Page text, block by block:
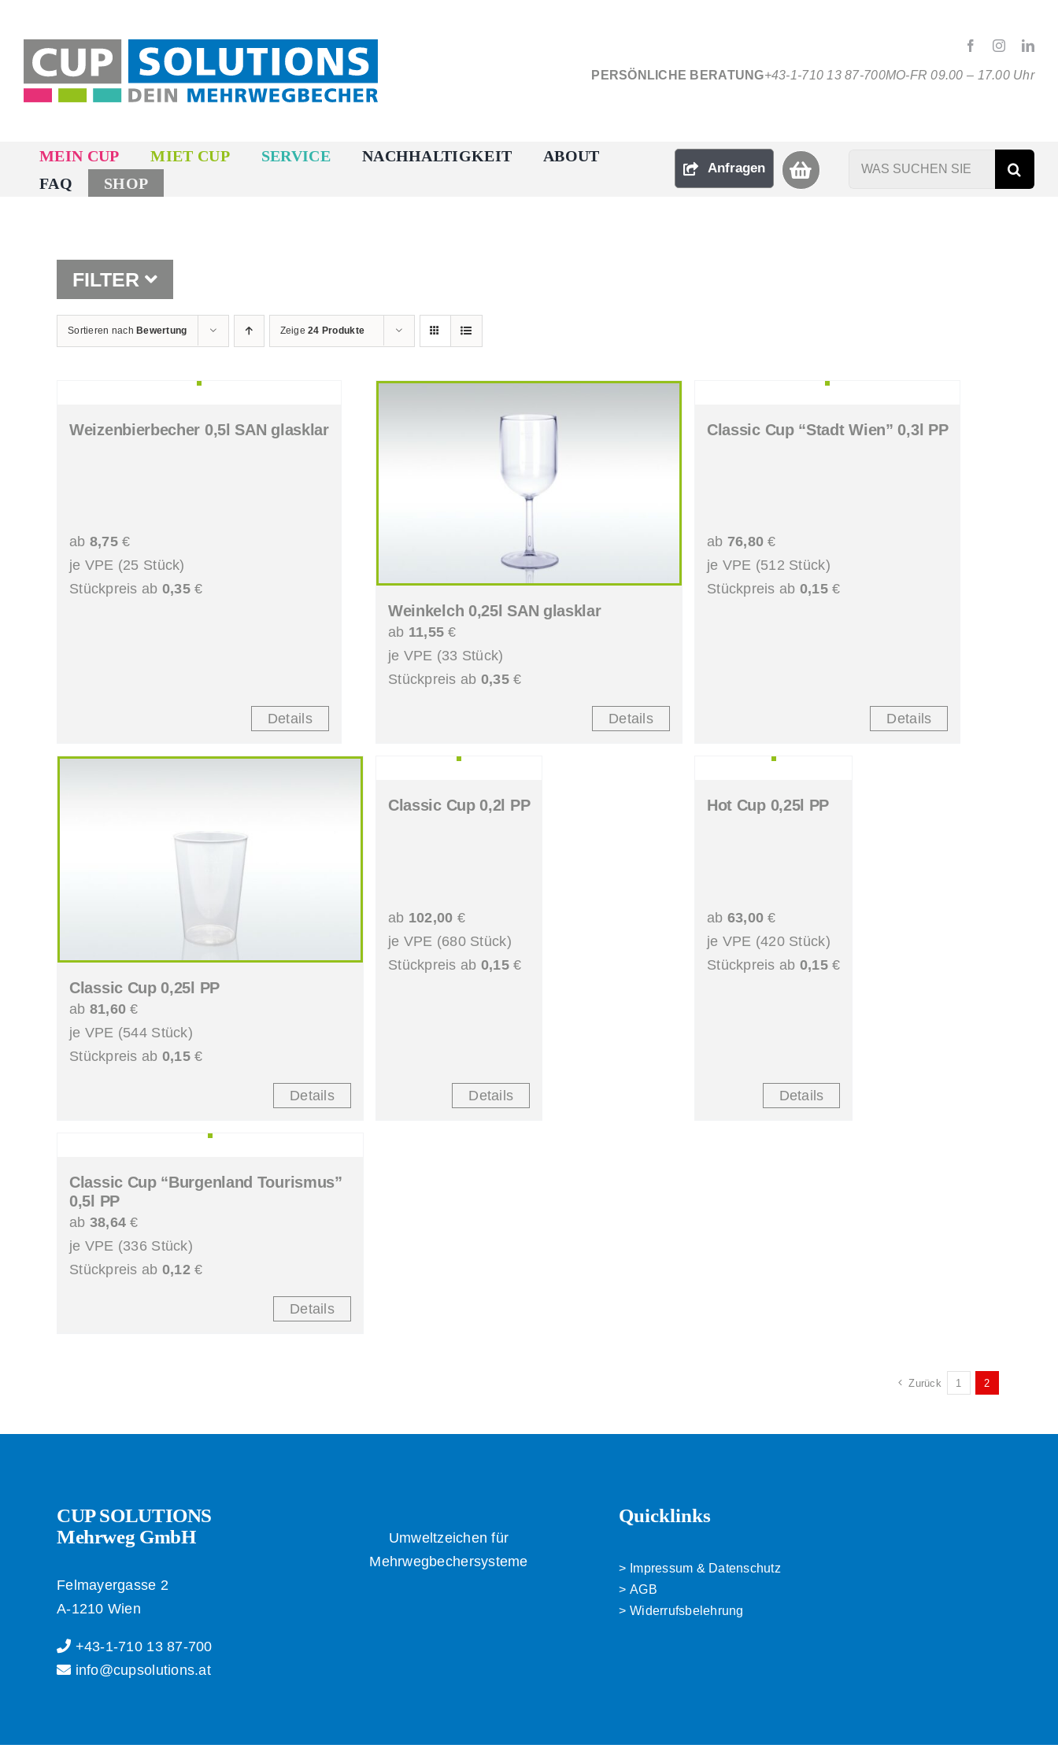
springen
PERSÖNLICHE BERATUNG+43-1-710 13 87-700MO-FR 09.00 – 17.00 Uhr
MEIN CUP MIET CUP SERVICE NACHHALTIGKEIT
ABOUT
FAQ
SHOP
Anfragen
Suche
FILTER
Sortieren nach Bewertung Zeige24 Produkte
Weizenbierbecher 0,5l SAN glasklar
ab 8,75€
je VPE (25 Stück)
Stückpreis ab 0,35€
Details
Weinkelch 0,25l SAN glasklar
ab 11,55 €
je VPE (33 Stück)
Stückpreis ab 0,35€
Details
Classic Cup “Stadt Wien” 0,3l PP
ab 76,80 €
je VPE (512 Stück)
Stückpreis ab 0,15€
Details
Classic Cup 0,25l PP
ab 81,60 €
je VPE (544 Stück)
Stückpreis ab 0,15€
Details
Classic Cup 0,2l PP
ab 102,00 €
je VPE (680 Stück)
Stückpreis ab 0,15€
Details
Hot Cup 0,25l PP
ab 63,00 €
je VPE (420 Stück)
Stückpreis ab 0,15€
Details
Classic Cup “Burgenland Tourismus”
0,5l PP
ab 38,64 €
je VPE (336 Stück)
Stückpreis ab 0,12€
Details
Zurück 1 2
CUP SOLUTIONS
Mehrweg GmbH
Felmayergasse 2
A-1210 Wien
+43-1-710 13 87-700
info@cupsolutions.at
Umweltzeichen für
Mehrwegbechersysteme
Quicklinks
Impressum & Datenschutz
AGB
Widerrufsbelehrung